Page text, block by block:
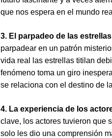
que nos espera en el mundo
3. El parpadeo de las
parpadear en un patrón
vida real las estrellas titilan
fenómeno toma un giro
se relaciona con el destino de
4. La experiencia de los
clave, los actores tuvieron que
solo les dio una comprensión